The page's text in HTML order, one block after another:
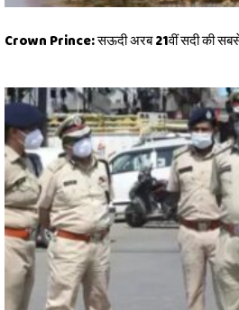
Crown Prince: सऊदी अरब 21वीं सदी की सबसे